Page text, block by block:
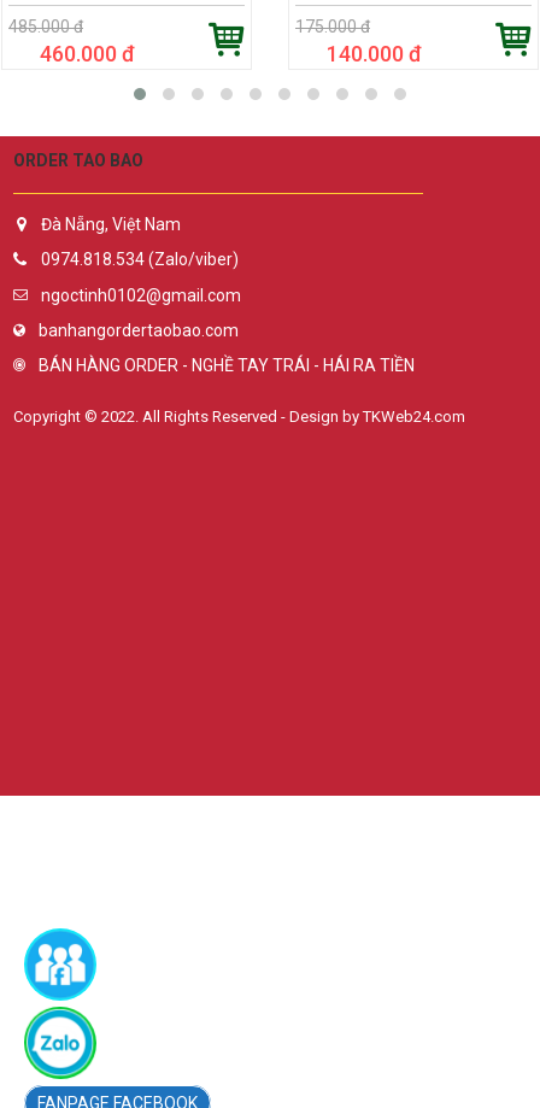
485.000 đ
460.000 đ
175.000 đ
140.000 đ
ORDER TAO BAO
Đà Nẵng, Việt Nam
0974.818.534 (Zalo/viber)
ngoctinh0102@gmail.com
banhangordertaobao.com
BÁN HÀNG ORDER - NGHỀ TAY TRÁI - HÁI RA TIỀN
Copyright © 2022. All Rights Reserved - Design by TKWeb24.com
FACEBOOK